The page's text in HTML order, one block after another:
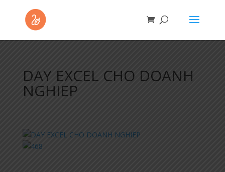
DAY EXCEL CHO DOANH
NGHIEP